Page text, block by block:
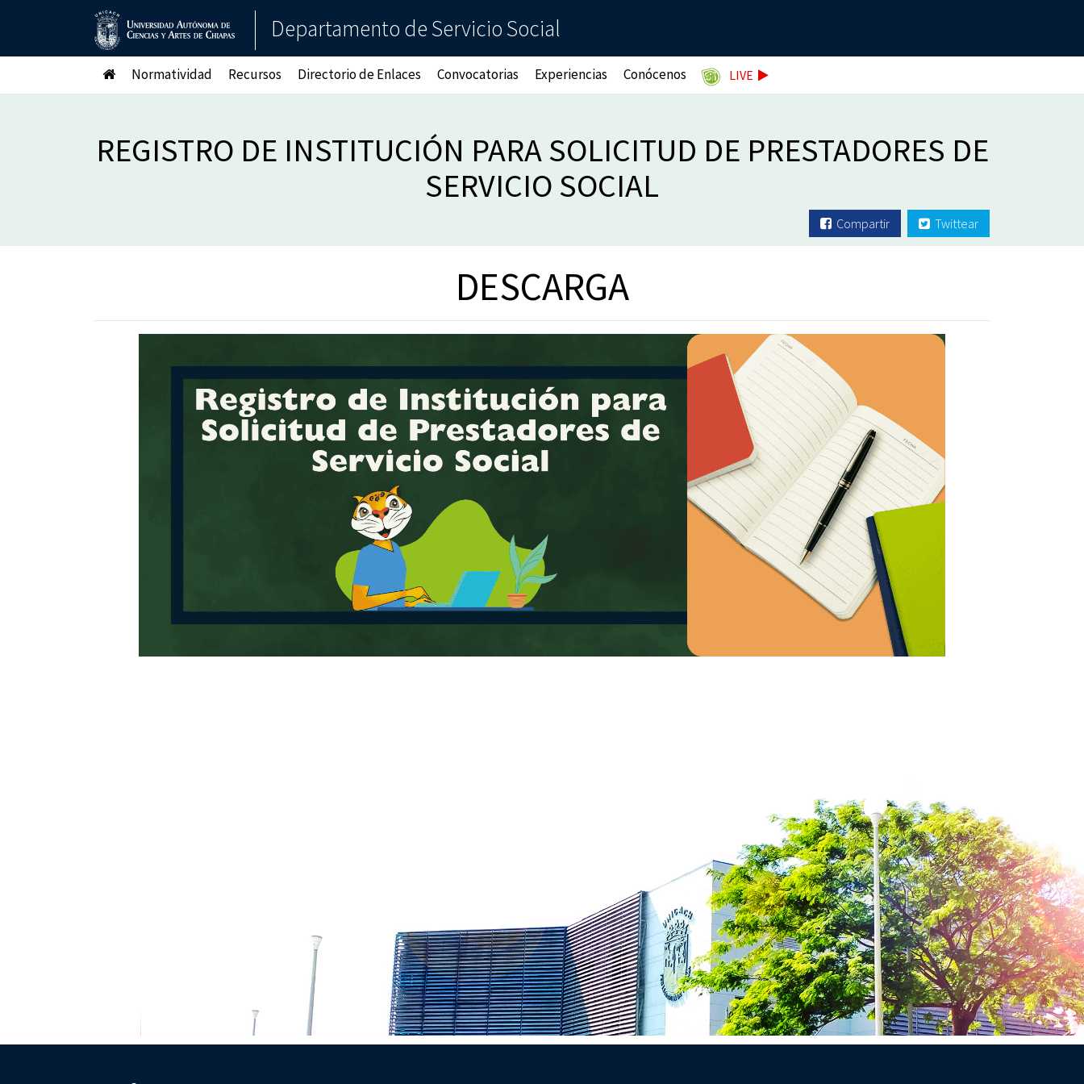
Departamento de Servicio Social
Normatividad Recursos Directorio de Enlaces Convocatorias Experiencias Conócenos LIVE
REGISTRO DE INSTITUCIÓN PARA SOLICITUD DE PRESTADORES DE
SERVICIO SOCIAL
Compartir Twittear
DESCARGA